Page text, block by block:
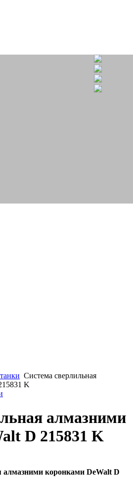
Система сверлильная
K
алмазними
D 215831 K
алмазними коронками DeWalt D